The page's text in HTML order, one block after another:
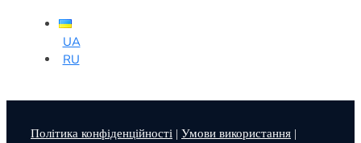
UA
RU
Політика конфіденційності | Умови використання |